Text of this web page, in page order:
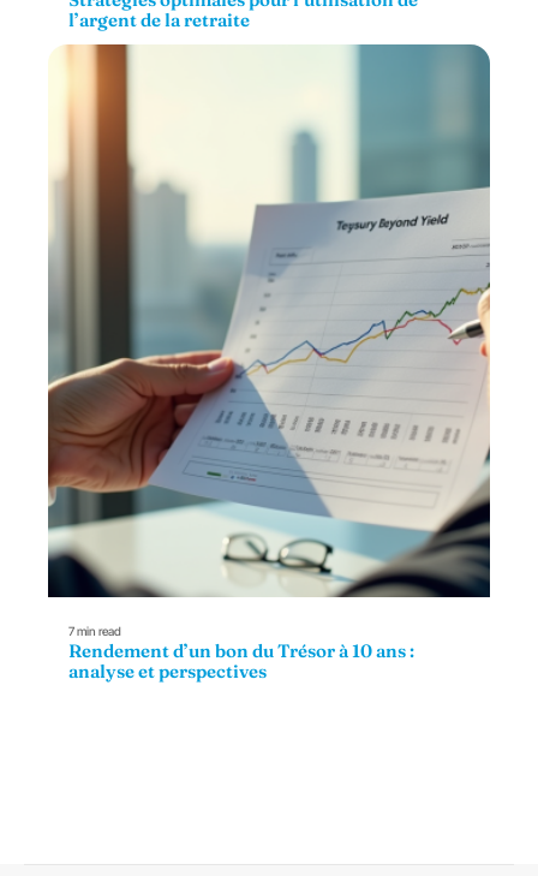
l’argent de la retraite
7 min read
Rendement d’un bon du Trésor à 10 ans :
analyse et perspectives